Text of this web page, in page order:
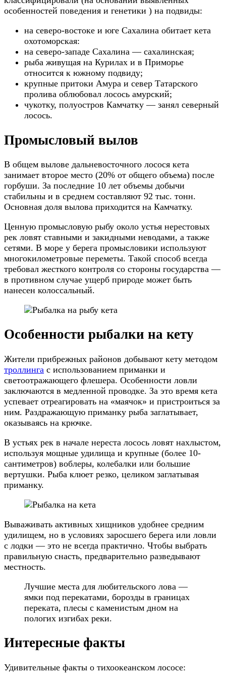
особенностей поведения и генетики ) на подвиды:
на северо-востоке и юге Сахалина обитает кета
охотоморская:
на северо-западе Сахалина — сахалинская;
рыба живущая на Курилах и в Приморье
относится к южному подвиду;
крупные притоки Амура и север Татарского
пролива облюбовал лосось амурский;
чукотку, полуостров Камчатку — занял северный
лосось.
Промысловый вылов
В общем вылове дальневосточного лосося кета
занимает второе место (20% от общего объема) после
горбуши. За последние 10 лет объемы добычи
стабильны и в среднем составляют 92 тыс. тонн.
Основная доля вылова приходится на Камчатку.
Ценную промысловую рыбу около устья нерестовых
рек ловят ставными и закидными неводами, а также
сетями. В море у берега промысловики используют
многокилометровые переметы. Такой способ всегда
требовал жесткого контроля со стороны государства —
в противном случае ущерб природе может быть
нанесен колоссальный.
Особенности рыбалки на кету
Жители прибрежных районов добывают кету методом
троллинга с использованием приманки и
светоотражающего флешера. Особенности ловли
заключаются в медленной проводке. За это время кета
успевает отреагировать на «маячок» и пристроиться за
ним. Раздражающую приманку рыба заглатывает,
оказываясь на крючке.
В устьях рек в начале нереста лосось ловят нахлыстом,
используя мощные удилища и крупные (более 10-
сантиметров) воблеры, колебалки или большие
вертушки. Рыба клюет резко, целиком заглатывая
приманку.
Вываживать активных хищников удобнее средним
удилищем, но в условиях заросшего берега или ловли
с лодки — это не всегда практично. Чтобы выбрать
правильную снасть, предварительно разведывают
местность.
Лучшие места для любительского лова —
ямки под перекатами, борозды в границах
переката, плесы с каменистым дном на
пологих изгибах реки.
Интересные факты
Удивительные факты о тихоокеанском лососе: